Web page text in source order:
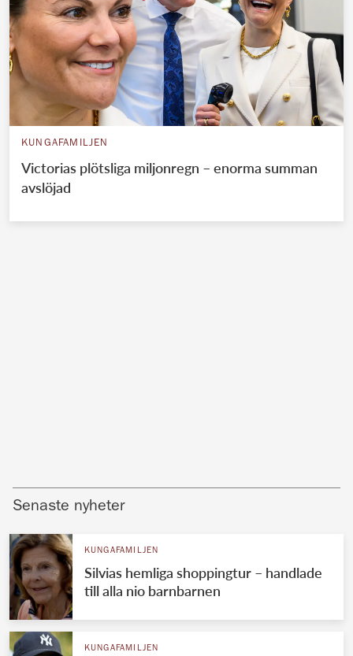
KUNGAFAMILJEN
Victorias plötsliga miljonregn – enorma summan
avslöjad
Senaste nyheter
KUNGAFAMILJEN
Silvias hemliga shoppingtur – handlade
till alla nio barnbarnen
KUNGAFAMILJEN